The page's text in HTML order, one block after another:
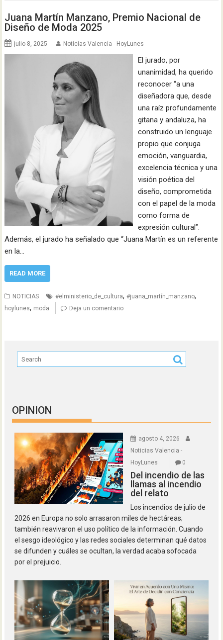
Juana Martín Manzano, Premio Nacional de
Diseño de Moda 2025
julio 8, 2025 Noticias Valencia - HoyLunes
El jurado, por
unanimidad, ha querido
reconocer “a una
diseñadora que, desde
una raíz profundamente
gitana y andaluza, ha
construido un lenguaje
propio que conjuga
emoción, vanguardia,
excelencia técnica y una
visión poética del
diseño, comprometida
con el papel de la moda
como forma de
expresión cultural”.
Además, el jurado ha señalado que “Juana Martín es un referente
en la…
READ MORE
NOTICIAS #elministerio_de_cultura,#juana_martín_manzano,
hoylunes, moda Deja un comentario
OPINION
agosto 4, 2026
Noticias Valencia -
HoyLunes
0
Del incendio de las
llamas al incendio
del relato
Los incendios de julio de
2026 en Europa no solo arrasaron miles de hectáreas;
también reavivaron el uso político de la información. Cuando
el sesgo ideológico y las redes sociales determinan qué datos
se difunden y cuáles se ocultan, la verdad acaba sofocada
por el prejuicio.